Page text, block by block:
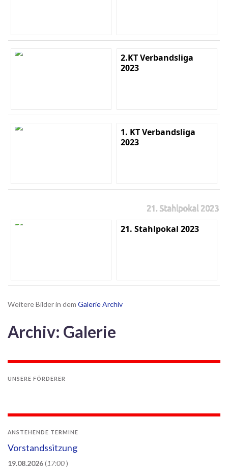
2.KT Verbandsliga
2023
1. KT Verbandsliga
2023
21. Stahlpokal 2023
21. Stahlpokal 2023
Weitere Bilder in dem Galerie Archiv
Archiv: Galerie
UNSERE FÖRDERER
ANSTEHENDE TERMINE
Vorstandssitzung
19.08.2026(17:00)